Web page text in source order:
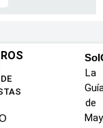
La
de